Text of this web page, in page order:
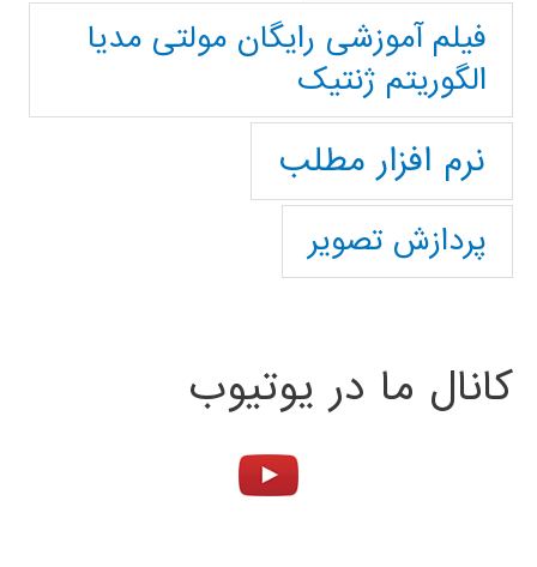
فیلم آموزشی رایگان مولتی مدیا
الگوریتم ژنتیک
نرم افزار مطلب
پردازش تصویر
کانال ما در یوتیوب